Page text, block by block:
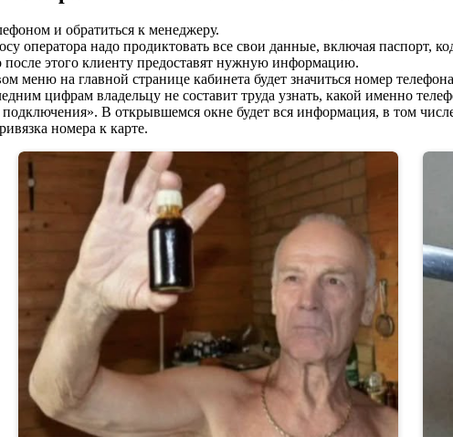
и обратиться к менеджеру.
оператора надо продиктовать все свои данные, включая паспорт,
после этого клиенту предоставят нужную информацию.
меню на главной странице кабинета будет значиться номер
цифрам владельцу не составит труда узнать, какой именно
В открывшемся окне будет вся информация, в том
номера к карте.